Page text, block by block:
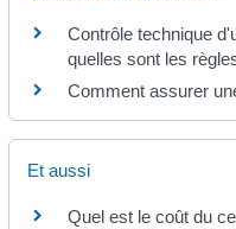
Contrôle technique
quelles sont les
Comment assurer
Et aussi
Quel est le coût du